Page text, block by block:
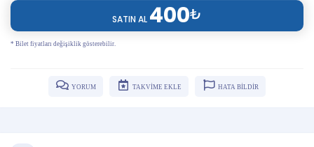
SATIN AL 400₺
* Bilet fiyatları değişiklik gösterebilir.
YORUM TAKVİME EKLE HATA BİLDİR